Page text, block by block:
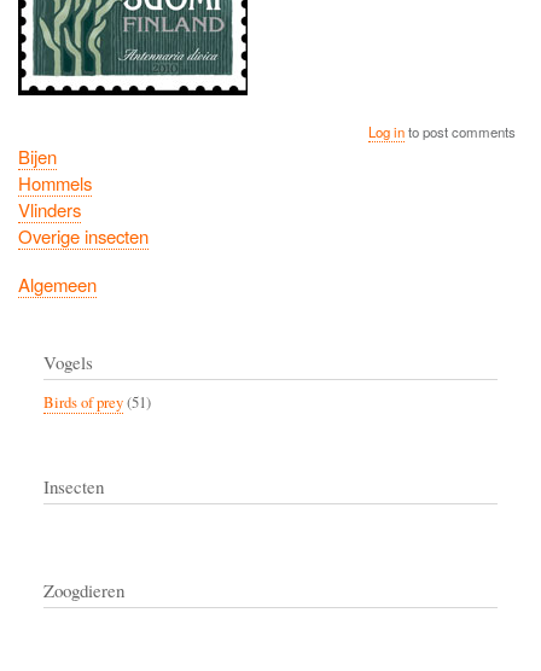
Log into post comments
Bijen
Hommels
Vlinders
Overige insecten
Algemeen
Vogels
Birds of prey(51)
Insecten
Zoogdieren